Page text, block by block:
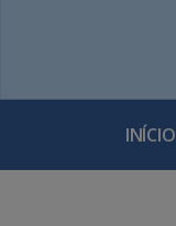
INÍCIO